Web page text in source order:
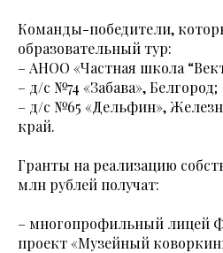
Команды-победители,
образовательный тур:
– АНОО «Частная школа
– д/с №74 «Забава», Белгород;
– д/с №65 «Дельфин»,
край.
Гранты на реализацию
млн рублей получат:
– многопрофильный лицей
проект «Музейный